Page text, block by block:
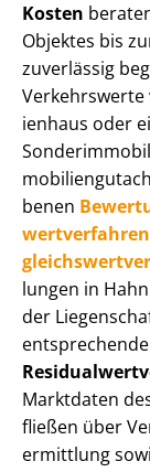
Kosten
Objektes bis
zuverlässig
Verkehrswerte
i­en­haus oder
be­nen
wert­ver­fah­ren
lun­gen in
der
Marktdaten
fließen über
ermitt­lung